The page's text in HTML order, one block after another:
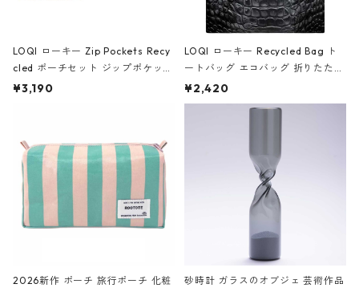
LOQI ローキー Zip Pockets Recy
cled ポーチセット ジップポケット
ファスナーポーチ 撥水加工 トラベ
ーガンディー、オフホワイト
¥3,190
LOQI ローキー Recycled Bag ト
ートバッグ エコバッグ 折りたたみ
大きめ 撥水加工 収納ポーチ CRO
CODILE/Black クロコダイル/ブラ
¥2,420
2026新作 ポーチ 旅行ポーチ 化粧
砂時計 ガラスのオブジェ 芸術作品